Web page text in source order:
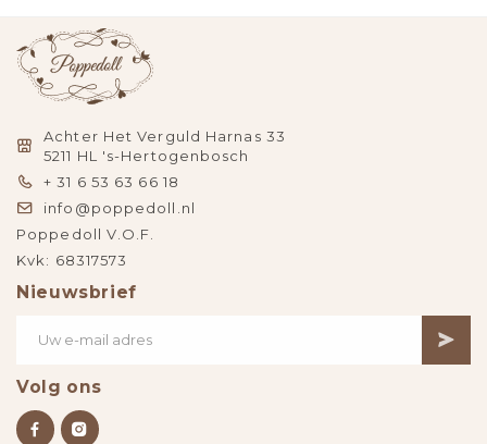
Achter Het Verguld Harnas 33
5211 HL 's-Hertogenbosch
+ 31 6 53 63 66 18
info@poppedoll.nl
Poppedoll V.O.F.
Kvk: 68317573
Nieuwsbrief
Volg ons